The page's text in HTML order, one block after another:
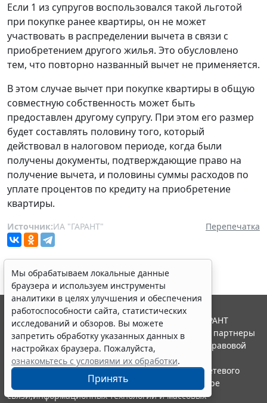
Если 1 из супругов воспользовался такой льготой
при покупке ранее квартиры, он не может
участвовать в распределении вычета в связи с
приобретением другого жилья. Это обусловлено
тем, что повторно названный вычет не применяется.
В этом случае вычет при покупке квартиры в общую
совместную собственность может быть
предоставлен другому супругу. При этом его размер
будет составлять половину того, который
действовал в налоговом периоде, когда были
получены документы, подтверждающие право на
получение вычета, и половины суммы расходов по
уплате процентов по кредиту на приобретение
квартиры.
Источник:ИА "ГАРАНТ" Перепечатка
Мы обрабатываем локальные данные
браузера и используем инструменты
аналитики в целях улучшения и обеспечения
работоспособности сайта, статистических
исследований и обзоров. Вы можете
запретить обработку указанных данных в
настройках браузера. Пожалуйста,
ознакомьтесь с условиями их обработки.
Принять
© ООО "НПП "ГАРАНТ-СЕРВИС", 2026. Система ГАРАНТ
выпускается с 1990 года. Компания "Гарант" и ее партнеры
являются участниками Российской ассоциации правовой
информации ГАРАНТ.
Портал ГАРАНТ.РУ зарегистрирован в качестве сетевого
издания Федеральной службой по надзору в сфере
связи,информационных технологий и массовых